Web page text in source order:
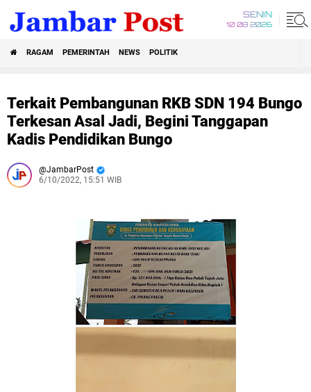
SENIN
10 08 2026
RAGAM PEMERINTAH NEWS POLITIK
Terkait Pembangunan RKB SDN 194 Bungo
Terkesan Asal Jadi, Begini Tanggapan
Kadis Pendidikan Bungo
JambarPost
6/10/2022, 15:51 WIB